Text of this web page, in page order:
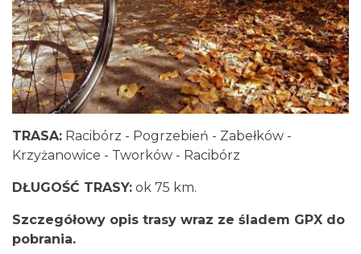
TRASA: Racibórz - Pogrzebień - Zabełków -
Krzyżanowice - Tworków - Racibórz
DŁUGOŚĆ TRASY: ok 75 km.
Szczegółowy opis trasy wraz ze śladem GPX do
pobrania.